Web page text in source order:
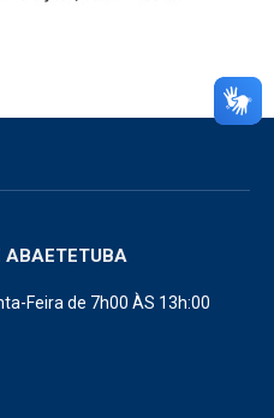
ABAETETUBA
Feira de 7h00 ÀS 13h:00